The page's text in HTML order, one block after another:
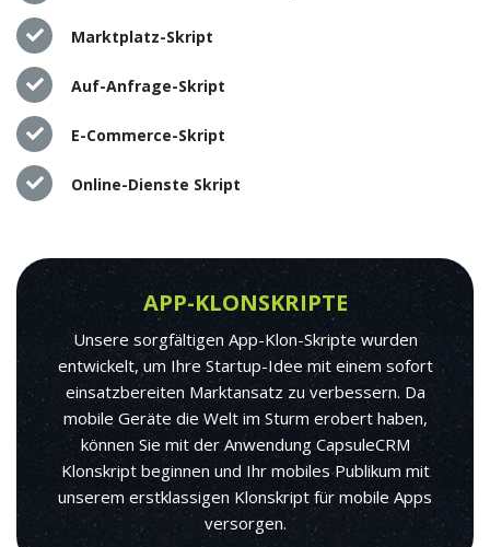
Marktplatz-Skript
Auf-Anfrage-Skript
E-Commerce-Skript
Online-Dienste Skript
APP-KLONSKRIPTE
Unsere sorgfältigen App-Klon-Skripte wurden
entwickelt, um Ihre Startup-Idee mit einem sofort
einsatzbereiten Marktansatz zu verbessern. Da
mobile Geräte die Welt im Sturm erobert haben,
können Sie mit der Anwendung CapsuleCRM
Klonskript beginnen und Ihr mobiles Publikum mit
unserem erstklassigen Klonskript für mobile Apps
versorgen.